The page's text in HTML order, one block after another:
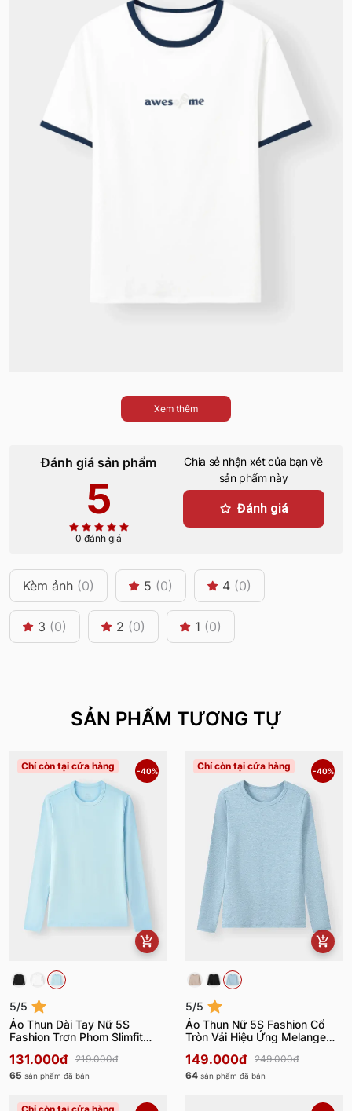
Xem thêm
Đánh giá sản phẩm
5
0 đánh giá
Chia sẻ nhận xét của bạn về
sản phẩm này
Đánh giá
Kèm ảnh (0) 5 (0) 4 (0)
3 (0) 2 (0) 1 (0)
SẢN PHẨM TƯƠNG TỰ
Chỉ còn tại cửa hàng -40%
5/5
Áo Thun Dài Tay Nữ 5S
Fashion Trơn Phom Slimfit
131.000đ
219.000đ
65 sản phẩm đã bán
Chỉ còn tại cửa hàng -40%
5/5
Áo Thun Nữ 5S Fashion Cổ
Tròn Vải Hiệu Ứng Melange
149.000đ
249.000đ
64 sản phẩm đã bán